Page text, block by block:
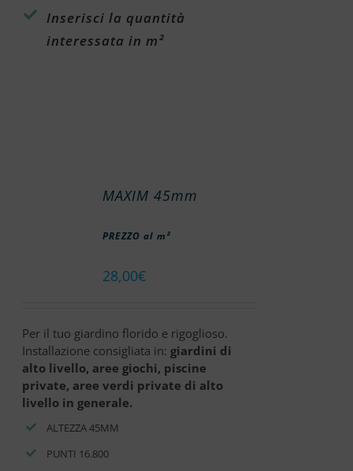
Inserisci la quantità
interessata in m²
MAXIM 45mm
PREZZO al m²
28,00€
Per il tuo giardino florido e rigoglioso.
Installazione consigliata in: giardini di
alto livello, aree giochi, piscine
private, aree verdi private di alto
livello in generale.
ALTEZZA 45MM
PUNTI 16.800